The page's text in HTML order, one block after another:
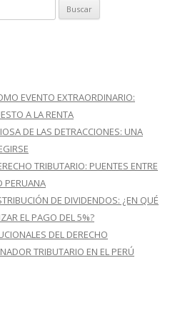
EVENTO EXTRAORDINARIO:
A LA RENTA
DE LAS DETRACCIONES: UNA
TRIBUTARIO: PUENTES ENTRE
PERUANA
DE DIVIDENDOS: ¿EN QUÉ
EL PAGO DEL 5%?
DEL DERECHO
TRIBUTARIO EN EL PERÚ